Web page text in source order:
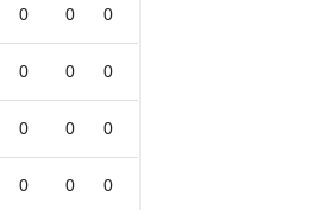
0 0 0
0 0 0
0 0 0
0 0 0